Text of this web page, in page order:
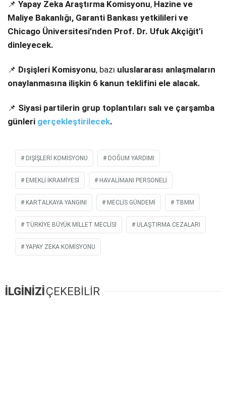
📌 Yapay Zeka Araştırma Komisyonu, Hazine ve
Maliye Bakanlığı, Garanti Bankası yetkilileri ve
Chicago Üniversitesi’nden Prof. Dr. Ufuk Akçiğit’i
dinleyecek.
📌 Dışişleri Komisyonu, bazı uluslararası anlaşmaların
onaylanmasına ilişkin 6 kanun teklifini ele alacak.
📌 Siyasi partilerin grup toplantıları salı ve çarşamba
günleri gerçekleştirilecek.
DIŞIŞLERI KOMISYONU DOĞUM YARDIMI
EMEKLI IKRAMIYESI HAVALIMANI PERSONELI
KARTALKAYA YANGINI MECLIS GÜNDEMI TBMM
TÜRKIYE BÜYÜK MILLET MECLISI ULAŞTIRMA CEZALARI
YAPAY ZEKA KOMISYONU
İLGİNİZİÇEKEBİLİR